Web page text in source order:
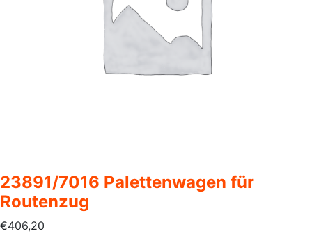
23891/7016 Palettenwagen für
Routenzug
€406,20